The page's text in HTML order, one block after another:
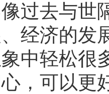
过去与世
经济的发
中轻松很
，可以更